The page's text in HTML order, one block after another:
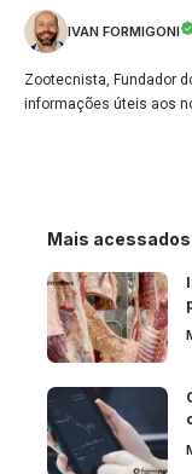
IVAN FORMIGONI
Zootecnista, Fundador
informações úteis aos
Mais acessados